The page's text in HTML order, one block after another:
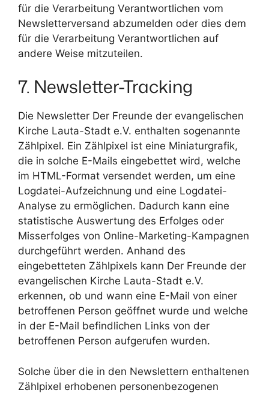
für die Verarbeitung Verantwortlichen vom
Newsletterversand abzumelden oder dies dem
für die Verarbeitung Verantwortlichen auf
andere Weise mitzuteilen.
7. Newsletter-Tracking
Die Newsletter Der Freunde der evangelischen
Kirche Lauta-Stadt e.V. enthalten sogenannte
Zählpixel. Ein Zählpixel ist eine Miniaturgrafik,
die in solche E-Mails eingebettet wird, welche
im HTML-Format versendet werden, um eine
Logdatei-Aufzeichnung und eine Logdatei-
Analyse zu ermöglichen. Dadurch kann eine
statistische Auswertung des Erfolges oder
Misserfolges von Online-Marketing-Kampagnen
durchgeführt werden. Anhand des
eingebetteten Zählpixels kann Der Freunde der
evangelischen Kirche Lauta-Stadt e.V.
erkennen, ob und wann eine E-Mail von einer
betroffenen Person geöffnet wurde und welche
in der E-Mail befindlichen Links von der
betroffenen Person aufgerufen wurden.
Solche über die in den Newslettern enthaltenen
Zählpixel erhobenen personenbezogenen